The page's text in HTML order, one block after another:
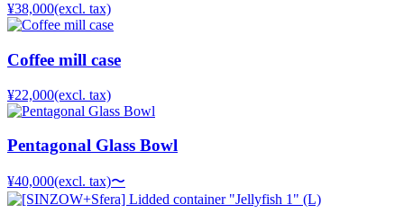
¥38,000(excl. tax)
Coffee mill case
¥22,000(excl. tax)
Pentagonal Glass Bowl
¥40,000(excl. tax)〜